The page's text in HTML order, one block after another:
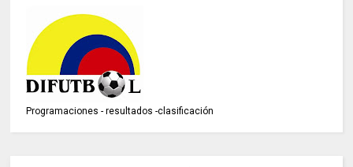
Programaciones - resultados -clasificación